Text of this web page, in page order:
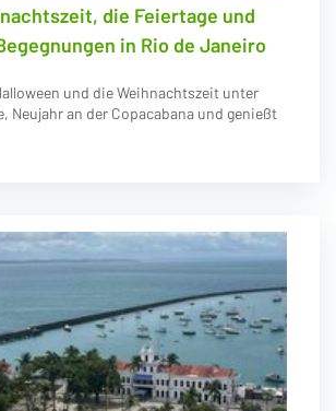
die Feiertage und
in Rio de Janeiro
und die Weihnachtszeit unter
Neujahr an der Copacabana und genießt